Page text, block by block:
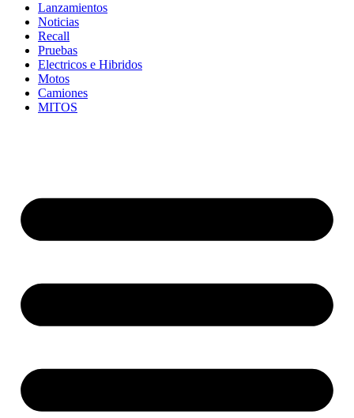
Lanzamientos
Noticias
Recall
Pruebas
Electricos e Hibridos
Motos
Camiones
MITOS